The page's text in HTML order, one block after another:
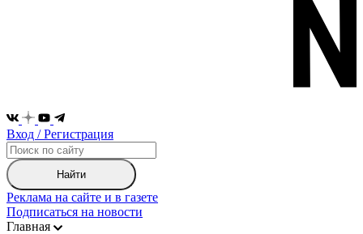
Вход / Регистрация
Найти
Реклама на сайте и в газете
Подписаться на новости
Главная